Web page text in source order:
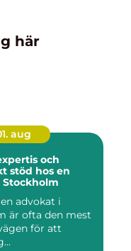
här
aug
och
stöd hos en
advokat i
är ofta den mest
för att